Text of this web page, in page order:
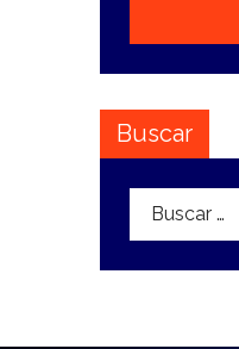
Buscar
Buscar: